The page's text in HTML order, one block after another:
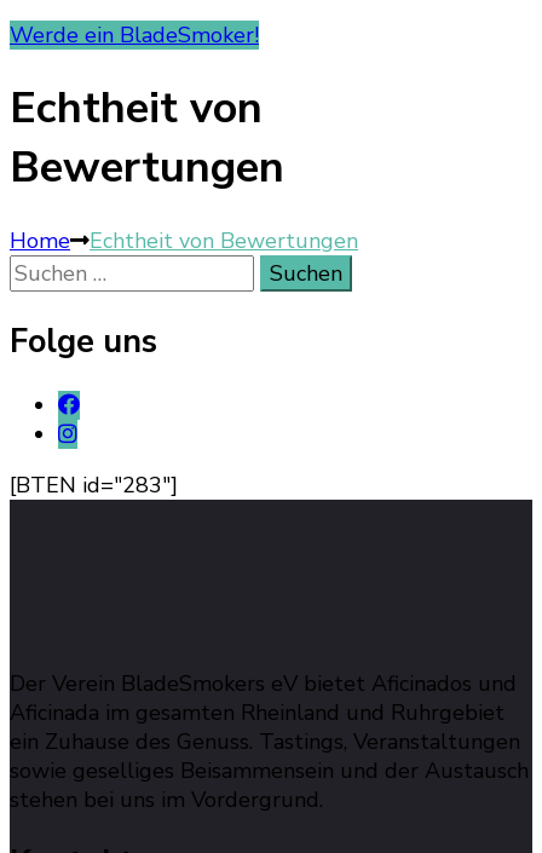
Werde ein BladeSmoker!
Echtheit von
Bewertungen
Home
Echtheit von Bewertungen
Suchen
nach:
Folge uns
[BTEN id="283"]
Der Verein BladeSmokers eV bietet Aficinados und
Aficinada im gesamten Rheinland und Ruhrgebiet
ein Zuhause des Genuss. Tastings, Veranstaltungen
sowie geselliges Beisammensein und der Austausch
stehen bei uns im Vordergrund.